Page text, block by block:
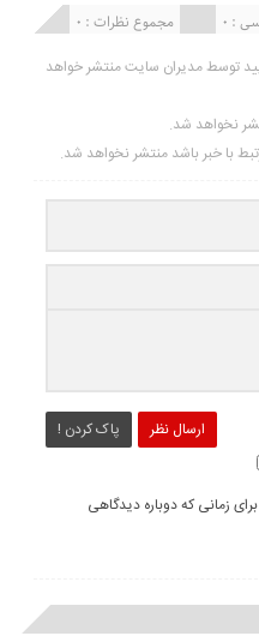
مجموع نظرات : 0 : 0
توسط مدیران سایت منتشر خواهد
نخواهد شد.
با خبر باشد منتشر نخواهد شد.
ارسال نظر پاک کردن !
زمانی که دوباره دیدگاهی